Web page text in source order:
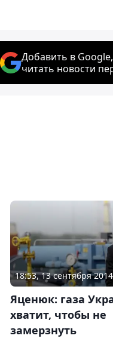
Добавить в
читать новости
18:53, 13 сентября 2014
Яценюк: газа
хватит, чтобы не
замерзнуть